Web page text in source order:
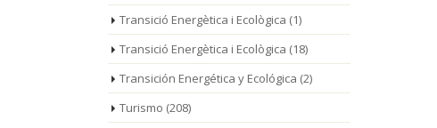
Transició Energètica i Ecològica (1)
Transició Energètica i Ecològica (18)
Transición Energética y Ecológica (2)
Turismo (208)